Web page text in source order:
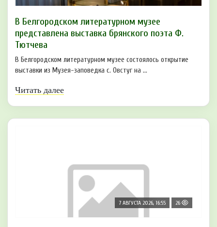
В Белгородском литературном музее
представлена выставка брянского поэта Ф.
Тютчева
В Белгородском литературном музее состоялось открытие
выставки из Музея-заповедка с. Овстуг на ...
Читать далее
7 АВГУСТА 2026, 16:55 26